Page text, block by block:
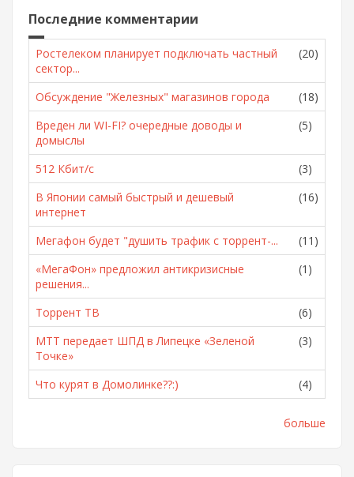
Последние комментарии
Ростелеком планирует подключать частный
сектор...
(20)
Обсуждение "Железных" магазинов города
(18)
Вреден ли WI-FI? очередные доводы и
домыслы
(5)
512 Кбит/с
(3)
В Японии самый быстрый и дешевый
интернет
(16)
Мегафон будет "душить трафик с торрент-...
(11)
«МегаФон» предложил антикризисные
решения...
(1)
Торрент ТВ
(6)
МТТ передает ШПД в Липецке «Зеленой
Точке»
(3)
Что курят в Домолинке??:) (4)
больше